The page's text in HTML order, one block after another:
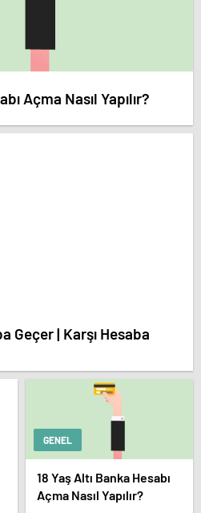
Açma Nasıl Yapılır?
Geçer | Karşı Hesaba
GENEL
18 Yaş Altı Banka Hesabı
Açma Nasıl Yapılır?